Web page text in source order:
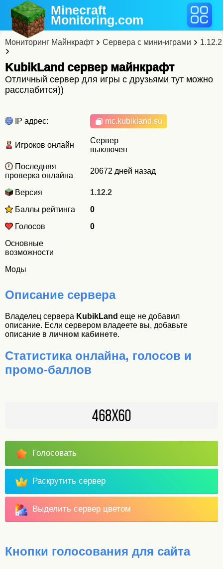
Minecraft
Monitoring.com
Мониторинг Майнкрафт Сервера с мини-играми 1.12.2
KubikLand cервер майнкрафт
Отличный сервер для игры с друзьями тут можно
расслабится))
IP адрес: mc.kubikland.su
Игроков онлайн
Сервер
выключен
Последняя
проверка онлайна
20672 дней назад
Версия
1.12.2
Баллы рейтинга
0
Голосов
0
Основные
возможности
Моды
Описание сервера
Владелец сервера KubikLand еще не добавил
описание. Если сервером владеете вы, добавьте
описание в личном кабинете.
Статистика онлайна, голосов и
промо-баллов
Голосовать
Раскрутить сервер
Выделить сервер цветом
Кнопки голосования для сайта